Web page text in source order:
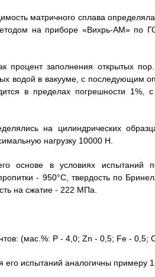
матричного сплава
на приборе «Вихрь-АМ» по
процент заполнения открытых
водой в вакууме, с последующим
в пределах погрешности 1%,
на цилиндрических
нагрузку 10000 Н.
основе в условиях испытаний
- 950°С, твердость по
на сжатие - 222 МПа.
(мас.%: Р - 4,0; Zn - 0,5; Fe - 0,5;
его испытаний аналогичны примеру 1.